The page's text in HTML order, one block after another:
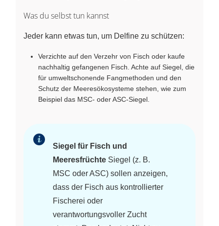
Was du selbst tun kannst
Jeder kann etwas tun, um Delfine zu schützen:
Verzichte auf den Verzehr von Fisch oder kaufe
nachhaltig gefangenen Fisch. Achte auf Siegel, die
für umweltschonende Fangmethoden und den
Schutz der Meeresökosysteme stehen, wie zum
Beispiel das MSC- oder ASC-Siegel.
Siegel für Fisch und
Meeresfrüchte Siegel (z. B.
MSC oder ASC) sollen anzeigen,
dass der Fisch aus kontrollierter
Fischerei oder
verantwortungsvoller Zucht